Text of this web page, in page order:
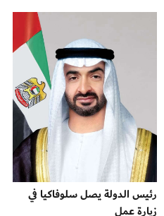
رئيس الدولة يصل سلوفاكيا في
زيارة عمل